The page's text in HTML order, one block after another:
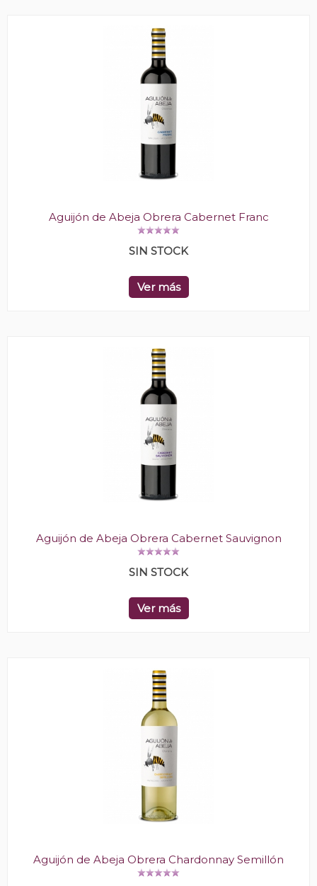
Aguijón de Abeja Obrera Cabernet Franc
SIN STOCK
Ver más
Aguijón de Abeja Obrera Cabernet Sauvignon
SIN STOCK
Ver más
Aguijón de Abeja Obrera Chardonnay Semillón